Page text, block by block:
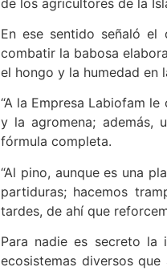
En ese sentido señaló
combatir la babosa
el hongo y la humedad en
“A la Empresa Labiofam
y la agromena; además,
fórmula completa.
“Al pino, aunque es una
partiduras; hacemos
tardes, de ahí que
Para nadie es secreto la
ecosistemas diversos